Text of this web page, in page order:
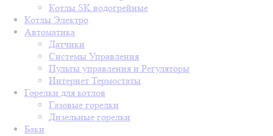
Котлы SK водогрейные
Котлы Электро
Автоматика
Датчики
Системы Управления
Пульты управления и Регуляторы
Интернет Термостаты
Горелки для котлов
Газовые горелки
Дизельные горелки
Баки